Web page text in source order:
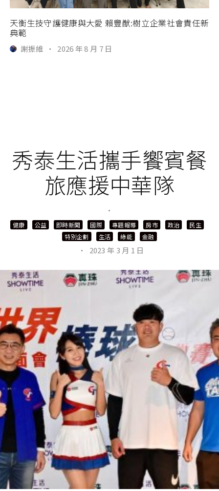
天衡生技守護健康與大愛 賴豐猷:樹立企業社會責任新
典範
謝振維 · 2026 年 8 月 7 日
秀泰生活攜手饗賓餐
旅應援中華隊
·
健康 公益 即時新聞 國際 專題報導 房市 政治
民生
特別企劃
生活 綠能 金融
· 2023 年 3 月 1 日